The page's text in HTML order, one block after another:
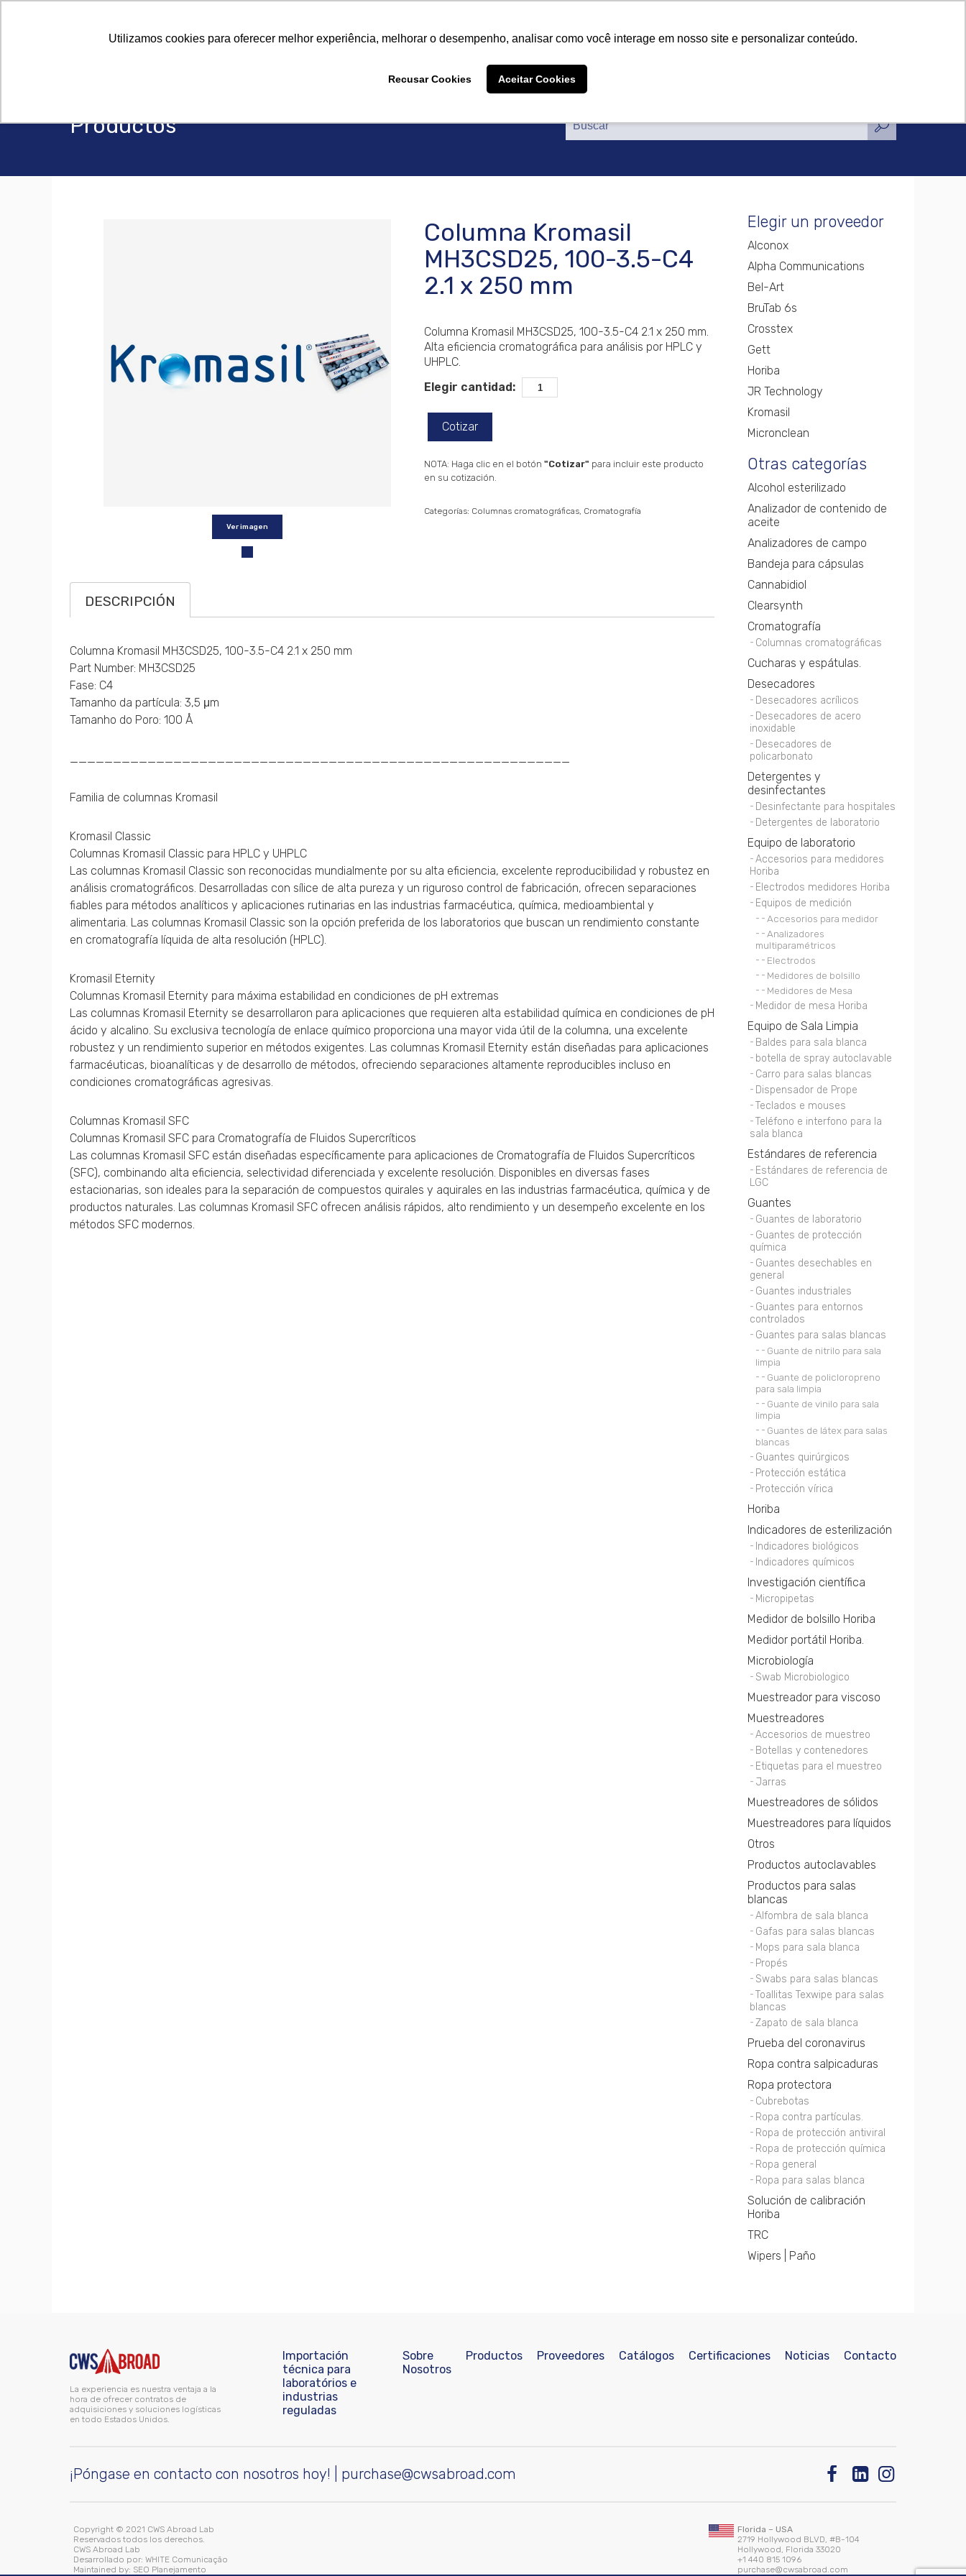
Utilizamos cookies para oferecer melhor experiência, melhorar o desempenho, analisar como você interage em nosso site e personalizar conteúdo.
Recusar Cookies Aceitar Cookies
Sobre Nosotros
Productos Proveedores Catálogos Certificaciones Noticias Contacto
Productos
Ver imagen
Columna Kromasil
MH3CSD25, 100-3.5-C4
2.1 x 250 mm
Columna Kromasil MH3CSD25, 100-3.5-C4 2.1 x 250 mm.
Alta eficiencia cromatográfica para análisis por HPLC y
UHPLC.
Elegir cantidad:
Cotizar
NOTA: Haga clic en el botón"Cotizar" para incluir este producto
en su cotización.
Categorías: Columnas cromatográficas Cromatografía
DESCRIPCIÓN
Columna Kromasil MH3CSD25, 100-3.5-C4 2.1 x 250 mm
Part Number: MH3CSD25
Fase: C4
Tamanho da partícula: 3,5 μm
Tamanho do Poro: 100 Å
__________________________________________________________
Familia de columnas Kromasil
Kromasil Classic
Columnas Kromasil Classic para HPLC y UHPLC
Las columnas Kromasil Classic son reconocidas mundialmente por su alta eficiencia, excelente reproducibilidad y robustez en
análisis cromatográficos. Desarrolladas con sílice de alta pureza y un riguroso control de fabricación, ofrecen separaciones
fiables para métodos analíticos y aplicaciones rutinarias en las industrias farmacéutica, química, medioambiental y
alimentaria. Las columnas Kromasil Classic son la opción preferida de los laboratorios que buscan un rendimiento constante
en cromatografía líquida de alta resolución (HPLC).
Kromasil Eternity
Columnas Kromasil Eternity para máxima estabilidad en condiciones de pH extremas
Las columnas Kromasil Eternity se desarrollaron para aplicaciones que requieren alta estabilidad química en condiciones de pH
ácido y alcalino. Su exclusiva tecnología de enlace químico proporciona una mayor vida útil de la columna, una excelente
robustez y un rendimiento superior en métodos exigentes. Las columnas Kromasil Eternity están diseñadas para aplicaciones
farmacéuticas, bioanalíticas y de desarrollo de métodos, ofreciendo separaciones altamente reproducibles incluso en
condiciones cromatográficas agresivas.
Columnas Kromasil SFC
Columnas Kromasil SFC para Cromatografía de Fluidos Supercríticos
Las columnas Kromasil SFC están diseñadas específicamente para aplicaciones de Cromatografía de Fluidos Supercríticos
(SFC), combinando alta eficiencia, selectividad diferenciada y excelente resolución. Disponibles en diversas fases
estacionarias, son ideales para la separación de compuestos quirales y aquirales en las industrias farmacéutica, química y de
productos naturales. Las columnas Kromasil SFC ofrecen análisis rápidos, alto rendimiento y un desempeño excelente en los
métodos SFC modernos.
Elegir un proveedor
Alconox
Alpha Communications
Bel-Art
BruTab 6s
Crosstex
Gett
Horiba
JR Technology
Kromasil
Micronclean
Otras categorías
Alcohol esterilizado
Analizador de contenido de
aceite
Analizadores de campo
Bandeja para cápsulas
Cannabidiol
Clearsynth
Cromatografía
Columnas cromatográficas
Cucharas y espátulas.
Desecadores
Desecadores acrílicos
Desecadores de acero
inoxidable
Desecadores de
policarbonato
Detergentes y
desinfectantes
Desinfectante para hospitales
Detergentes de laboratorio
Equipo de laboratorio
Accesorios para medidores
Horiba
Electrodos medidores Horiba
Equipos de medición
Accesorios para medidor
Analizadores
multiparamétricos
Electrodos
Medidores de bolsillo
Medidores de Mesa
Medidor de mesa Horiba
Equipo de Sala Limpia
Baldes para sala blanca
botella de spray autoclavable
Carro para salas blancas
Dispensador de Prope
Teclados e mouses
Teléfono e interfono para la
sala blanca
Estándares de referencia
Estándares de referencia de
LGC
Guantes
Guantes de laboratorio
Guantes de protección
química
Guantes desechables en
general
Guantes industriales
Guantes para entornos
controlados
Guantes para salas blancas
Guante de nitrilo para sala
limpia
Guante de policloropreno
para sala limpia
Guante de vinilo para sala
limpia
Guantes de látex para salas
blancas
Guantes quirúrgicos
Protección estática
Protección vírica
Horiba
Indicadores de esterilización
Indicadores biológicos
Indicadores químicos
Investigación científica
Micropipetas
Medidor de bolsillo Horiba
Medidor portátil Horiba.
Microbiología
Swab Microbiologico
Muestreador para viscoso
Muestreadores
Accesorios de muestreo
Botellas y contenedores
Etiquetas para el muestreo
Jarras
Muestreadores de sólidos
Muestreadores para líquidos
Otros
Productos autoclavables
Productos para salas
blancas
Alfombra de sala blanca
Gafas para salas blancas
Mops para sala blanca
Propés
Swabs para salas blancas
Toallitas Texwipe para salas
blancas
Zapato de sala blanca
Prueba del coronavirus
Ropa contra salpicaduras
Ropa protectora
Cubrebotas
Ropa contra partículas.
Ropa de protección antiviral
Ropa de protección química
Ropa general
Ropa para salas blanca
Solución de calibración
Horiba
TRC
Wipers | Paño
La experiencia es nuestra ventaja a la
hora de ofrecer contratos de
adquisiciones y soluciones logísticas
en todo Estados Unidos.
Importación
técnica para
laboratórios e
industrias
reguladas
Sobre
Nosotros
Productos Proveedores Catálogos Certificaciones Noticias Contacto
¡Póngase en contacto con nosotros hoy! purchase@cwsabroad.com
Copyright © 2021 CWS Abroad Lab
Reservados todos los derechos.
CWS Abroad Lab
Desarrollado por: WHITE Comunicação
Maintained by: SEO Planejamento
Florida – USA
2719 Hollywood BLVD, #B-104
Hollywood, Florida 33020
+1 440 815 1096
purchase@cwsabroad.com